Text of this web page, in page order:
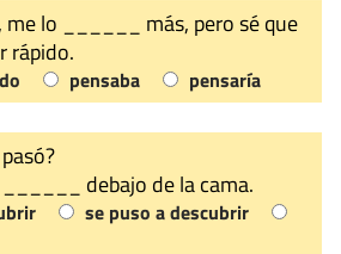
me lo ______ más, pero sé que
rápido.
pensaba pensaría
debajo de la cama.
se puso a descubrir